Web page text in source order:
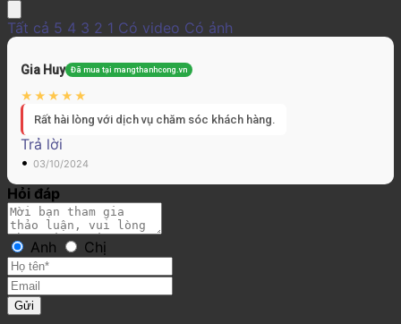
Tất cả 5 4 3 2 1 Có video Có ảnh
Gia Huy Đã mua tại mangthanhcong.vn
Rất hài lòng với dịch vụ chăm sóc khách hàng.
Trả lời
• 03/10/2024
Hỏi đáp
Anh Chị
Gửi